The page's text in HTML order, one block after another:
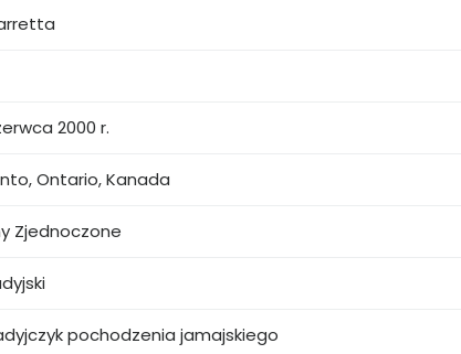
2000 r.
Ontario, Kanada
Zjednoczone
pochodzenia jamajskiego